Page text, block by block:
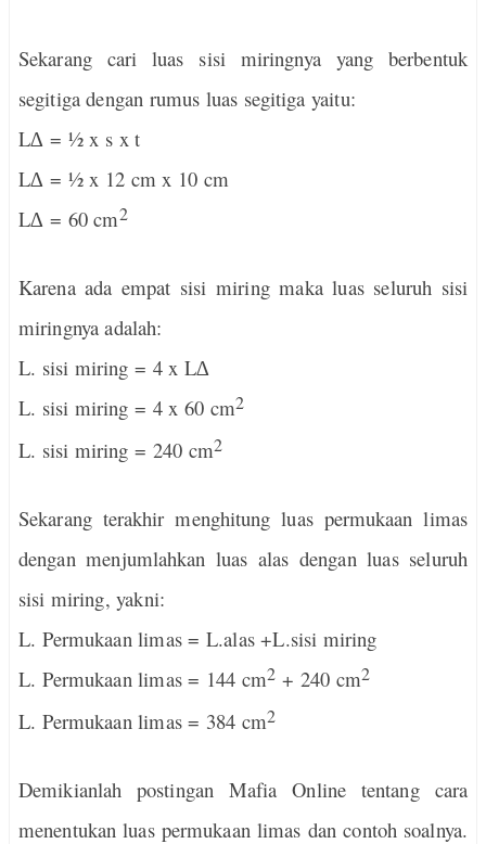
Sekarang cari luas sisi miringnya yang berbentuk
segitiga dengan rumus luas segitiga yaitu:
L∆ = ½ x s x t
L∆ = ½ x 12 cm x 10 cm
L∆ = 60 cm2
Karena ada empat sisi miring maka luas seluruh sisi
miringnya adalah:
L. sisi miring = 4 x L∆
L. sisi miring = 4 x 60 cm2
L. sisi miring = 240 cm2
Sekarang terakhir menghitung luas permukaan limas
dengan menjumlahkan luas alas dengan luas seluruh
sisi miring, yakni:
L. Permukaan limas = L.alas +L.sisi miring
L. Permukaan limas = 144 cm2 + 240 cm2
L. Permukaan limas = 384 cm2
Demikianlah postingan Mafia Online tentang cara
menentukan luas permukaan limas dan contoh soalnya.